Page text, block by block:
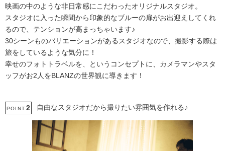
映画の中のような非日常感にこだわったオリジナルスタジオ。
スタジオに入った瞬間から印象的なブルーの扉がお出迎えしてくれ
るので、テンションが高まっちゃいます♪
30シーンものバリエーションがあるスタジオなので、撮影する際は
旅をしているような気分に！
幸せのフォトトラベルを、というコンセプトに、カメラマンやスタ
ッフがお2人をBLANZの世界観に導きます！
POINT 2 自由なスタジオだから撮りたい雰囲気を作れる♪